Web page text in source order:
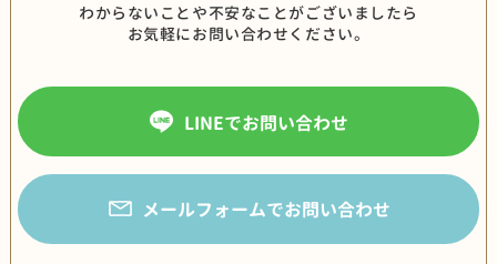
わからないことや不安なことがございましたら
お気軽にお問い合わせください。
LINEでお問い合わせ
メールフォームでお問い合わせ